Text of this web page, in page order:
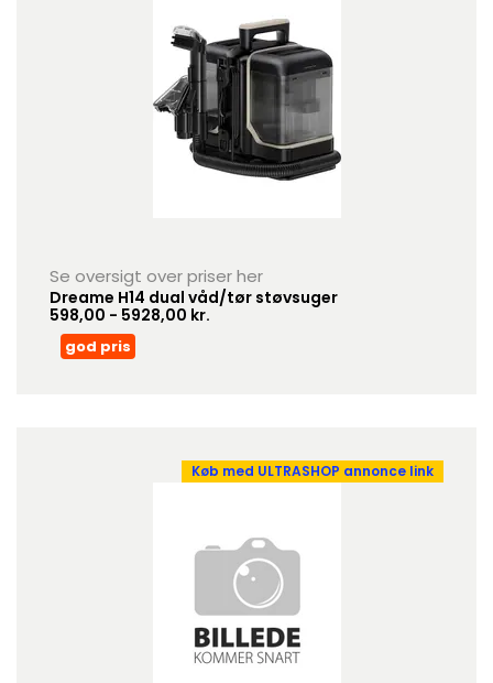
Se oversigt over priser her
Dreame H14 dual våd/tør støvsuger
598,00 - 5928,00 kr.
god pris
Køb med ULTRASHOP annonce link